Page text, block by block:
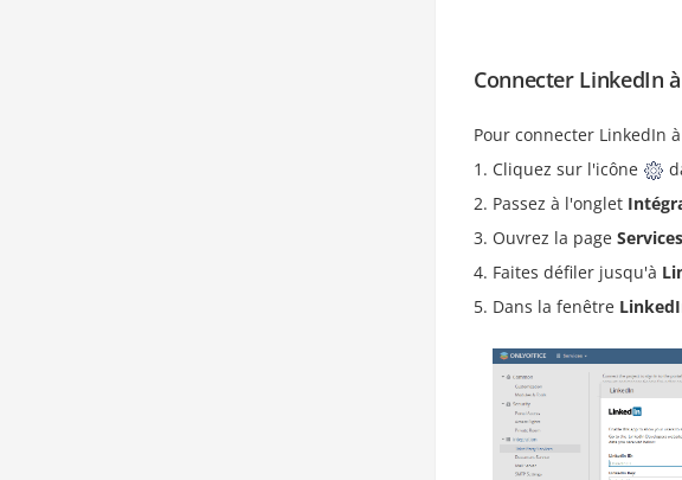
Connecter LinkedIn à
Pour connecter LinkedIn
Cliquez sur l'icône
Passez à l'onglet
Ouvrez la page
Faites défiler jusqu'à
Dans la fenêtre